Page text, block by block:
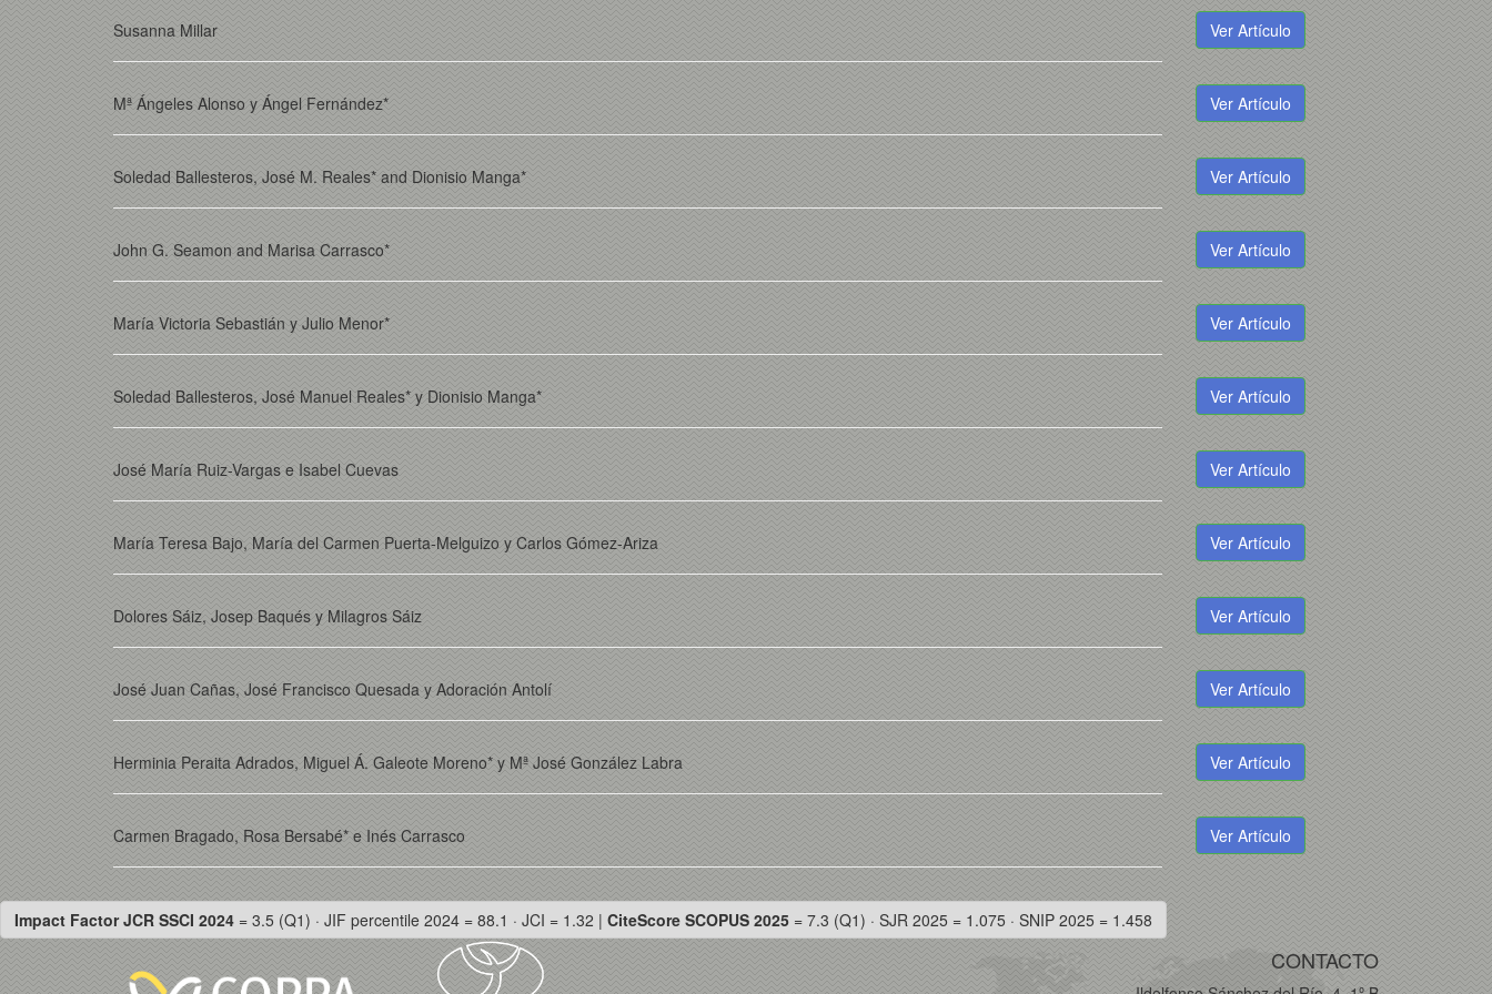
Susanna Millar Ver Artículo
Mª Ángeles Alonso y Ángel Fernández* Ver Artículo
Soledad Ballesteros, José M. Reales* and Dionisio Manga* Ver Artículo
John G. Seamon and Marisa Carrasco* Ver Artículo
María Victoria Sebastián y Julio Menor* Ver Artículo
Soledad Ballesteros, José Manuel Reales* y Dionisio Manga* Ver Artículo
José María Ruiz-Vargas e Isabel Cuevas Ver Artículo
María Teresa Bajo, María del Carmen Puerta-Melguizo y Carlos Gómez-Ariza Ver Artículo
Dolores Sáiz, Josep Baqués y Milagros Sáiz Ver Artículo
José Juan Cañas, José Francisco Quesada y Adoración Antolí Ver Artículo
Herminia Peraita Adrados, Miguel Á. Galeote Moreno* y Mª José González Labra Ver Artículo
Carmen Bragado, Rosa Bersabé* e Inés Carrasco Ver Artículo
Impact Factor JCR SSCI 2024 = 3.5 (Q1) · JIF percentile 2024 = 88.1 · JCI = 1.32 | CiteScore SCOPUS 2025 = 7.3 (Q1) · SJR 2025 = 1.075 · SNIP 2025 = 1.458
CONTACTO